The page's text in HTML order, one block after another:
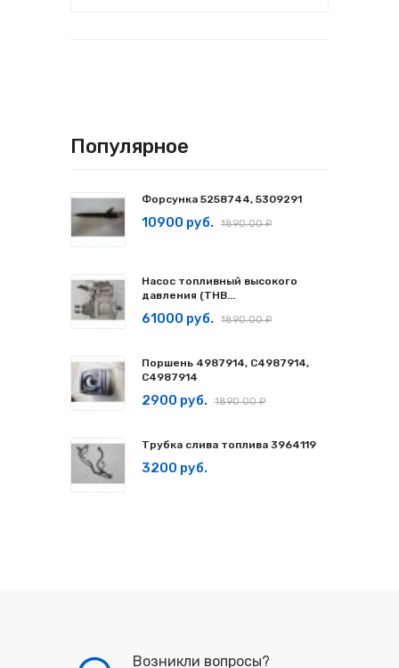
Популярное
Форсунка 5258744, 5309291
10900 руб. 1890.00 ₽
Насос топливный высокого
давления (ТНВ...
61000 руб. 1890.00 ₽
Поршень 4987914, C4987914,
С4987914
2900 руб. 1890.00 ₽
Трубка слива топлива 3964119
3200 руб.
Возникли вопросы?